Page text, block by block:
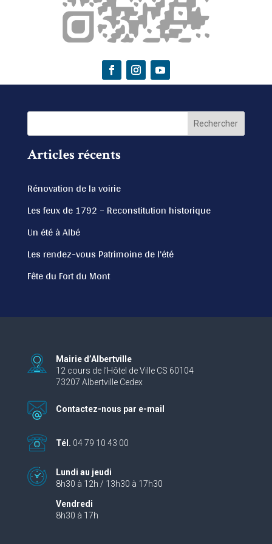
Articles récents
Rénovation de la voirie
Les feux de 1792 – Reconstitution historique
Un été à Albé
Les rendez-vous Patrimoine de l’été
Fête du Fort du Mont
Mairie d’Albertville
12 cours de l’Hôtel de Ville CS 60104
73207 Albertville Cedex
Contactez-nous par e-mail
Tél. 04 79 10 43 00
Lundi au jeudi
8h30 à 12h / 13h30 à 17h30
Vendredi
8h30 à 17h